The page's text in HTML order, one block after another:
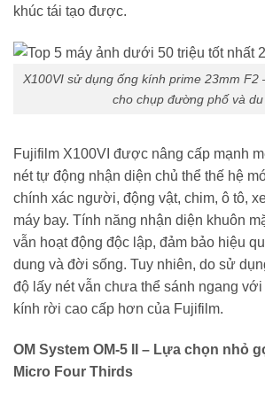
khúc tái tạo được.
X100VI sử dụng ống kính prime 23mm F2
cho chụp đường phố và du
Fujifilm X100VI được nâng cấp mạnh
nét tự động nhận diện chủ thể thế hệ
chính xác người, động vật, chim, ô tô,
máy bay. Tính năng nhận diện khuôn
vẫn hoạt động độc lập, đảm bảo hiệu
dung và đời sống. Tuy nhiên, do sử
độ lấy nét vẫn chưa thể sánh ngang với
kính rời cao cấp hơn của Fujifilm.
OM System OM-5 II – Lựa chọn nhỏ
Micro Four Thirds